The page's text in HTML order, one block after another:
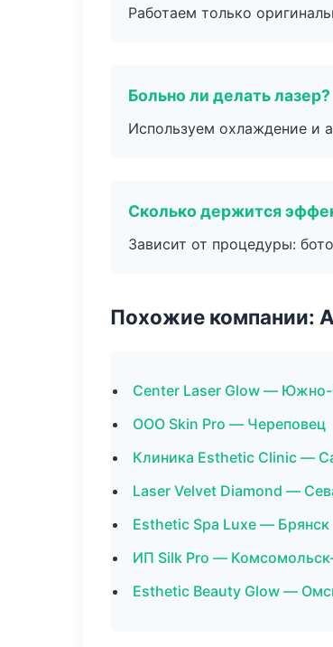
Работаем только
Больно ли делать лазер?
Используем охлаждение и
Сколько держится
Зависит от процедуры:
Похожие компании:
Center Laser Glow —
ООО Skin Pro — Череповец
Клиника Esthetic Clinic —
Laser Velvet Diamond —
Esthetic Spa Luxe — Брянск
ИП Silk Pro —
Esthetic Beauty Glow —